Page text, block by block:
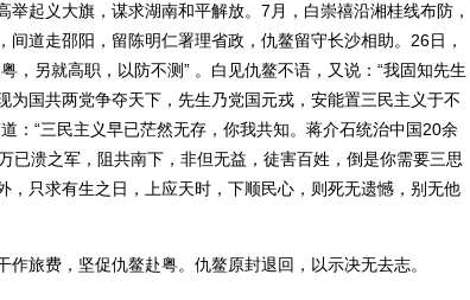
起义大旗，谋求湖南和平解放。7月，白崇禧沿湘桂线布防，
间道走邵阳，留陈明仁署理省政，仇鳌留守长沙相助。26日，
，另就高职，以防不测” 。白见仇鳌不语，又说：“我固知先生
为国共两党争夺天下，先生乃党国元戎，安能置三民主义于不
：“三民主义早已茫然无存，你我共知。蒋介石统治中国20余
已溃之军，阻共南下，非但无益，徒害百姓，倒是你需要三思
，只求有生之日，上应天时，下顺民心，则死无遗憾，别无他
旅费，坚促仇鳌赴粤。仇鳌原封退回，以示决无去志。